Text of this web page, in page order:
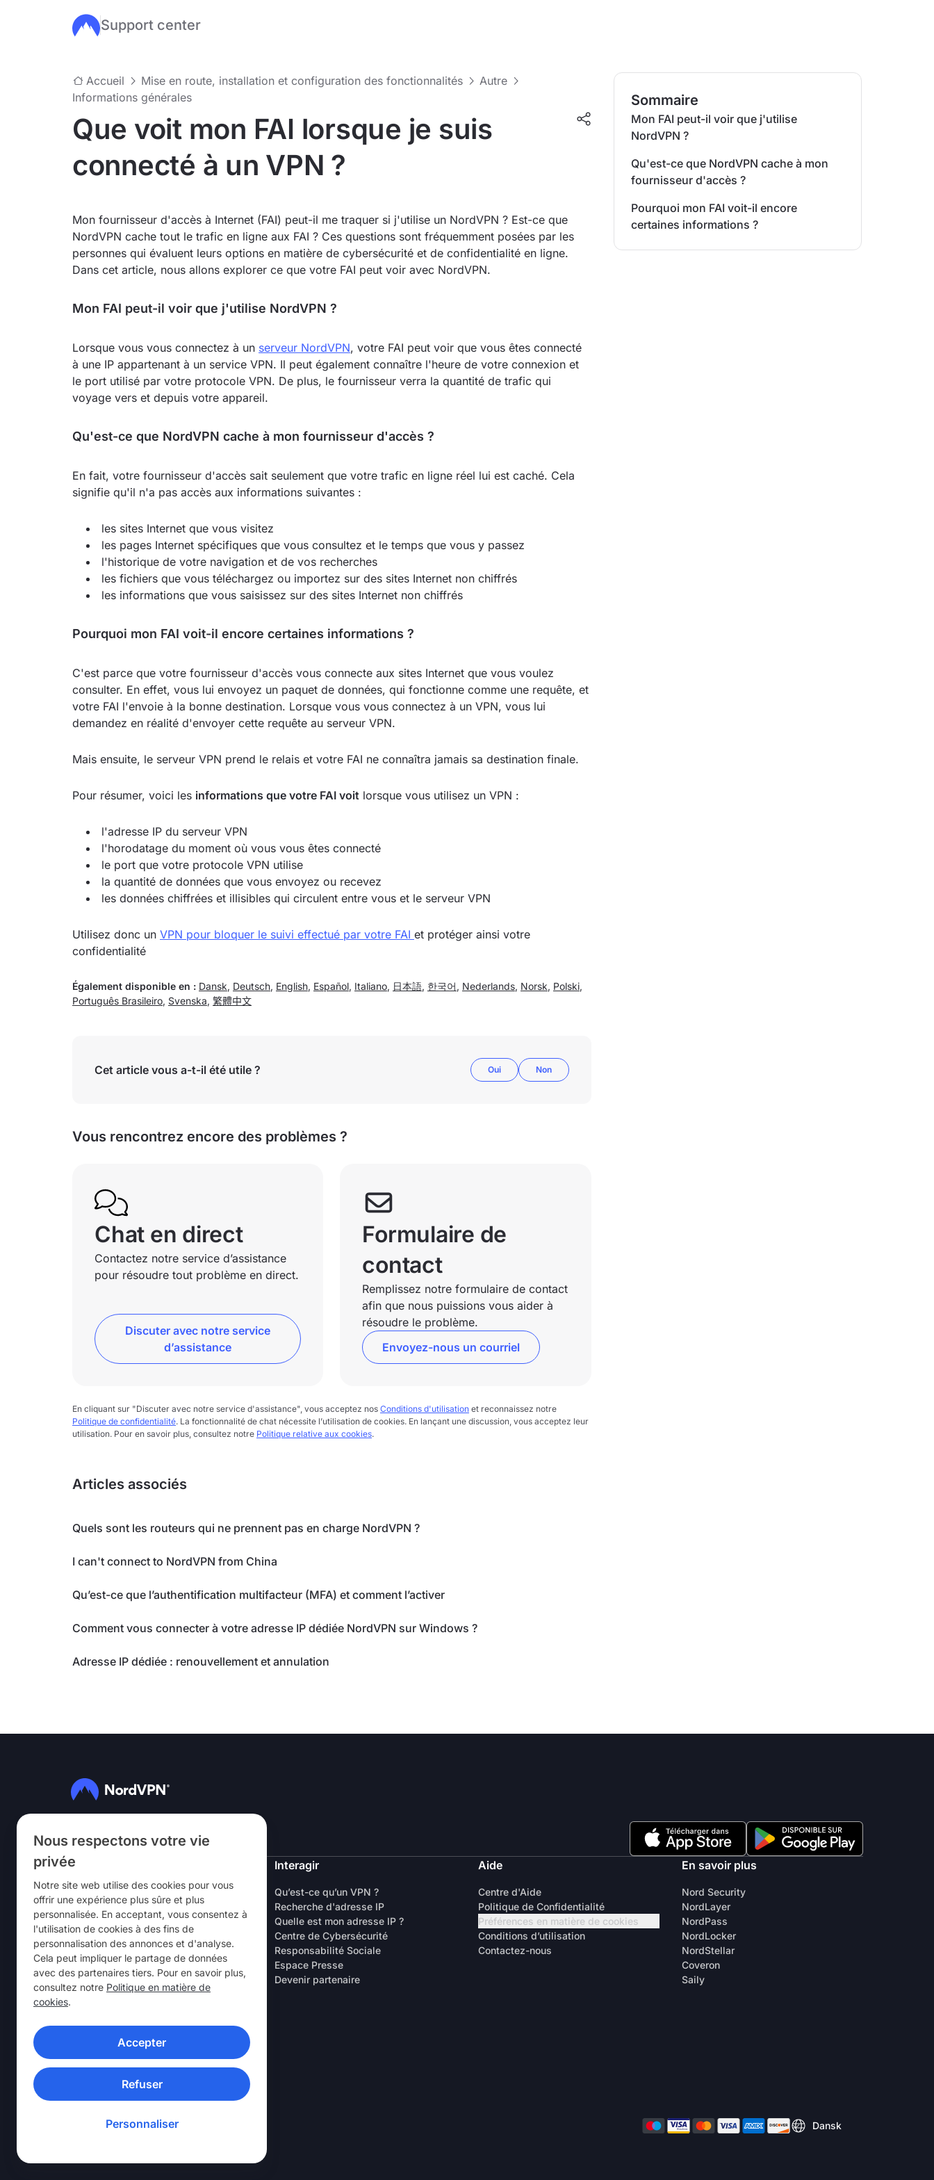
Nous respectons votre vie
privée
Notre site web utilise des cookies pour vous
offrir une expérience plus sûre et plus
personnalisée. En acceptant, vous consentez à
l'utilisation de cookies à des fins de
personnalisation des annonces et d'analyse.
Cela peut impliquer le partage de données
avec des partenaires tiers. Pour en savoir plus,
consultez notre Politique en matière de
cookies.
Accepter
Refuser
Personnaliser
Passer au contenu principal
Support center
Accueil Mise en route, installation et configuration des fonctionnalités
Autre
Informations générales
Que voit mon FAI lorsque je suis
connecté à un VPN ?
Mon fournisseur d'accès à Internet (FAI) peut-il me traquer si j'utilise un NordVPN ? Est-ce que
NordVPN cache tout le trafic en ligne aux FAI ? Ces questions sont fréquemment posées par les
personnes qui évaluent leurs options en matière de cybersécurité et de confidentialité en ligne.
Dans cet article, nous allons explorer ce que votre FAI peut voir avec NordVPN.
Mon FAI peut-il voir que j'utilise NordVPN ?
Lorsque vous vous connectez à un serveur NordVPN, votre FAI peut voir que vous êtes connecté
à une IP appartenant à un service VPN. Il peut également connaître l'heure de votre connexion et
le port utilisé par votre protocole VPN. De plus, le fournisseur verra la quantité de trafic qui
voyage vers et depuis votre appareil.
Qu'est-ce que NordVPN cache à mon fournisseur d'accès ?
En fait, votre fournisseur d'accès sait seulement que votre trafic en ligne réel lui est caché. Cela
signifie qu'il n'a pas accès aux informations suivantes :
les sites Internet que vous visitez
les pages Internet spécifiques que vous consultez et le temps que vous y passez
l'historique de votre navigation et de vos recherches
les fichiers que vous téléchargez ou importez sur des sites Internet non chiffrés
les informations que vous saisissez sur des sites Internet non chiffrés
Pourquoi mon FAI voit-il encore certaines informations ?
C'est parce que votre fournisseur d'accès vous connecte aux sites Internet que vous voulez
consulter. En effet, vous lui envoyez un paquet de données, qui fonctionne comme une requête, et
votre FAI l'envoie à la bonne destination. Lorsque vous vous connectez à un VPN, vous lui
demandez en réalité d'envoyer cette requête au serveur VPN.
Mais ensuite, le serveur VPN prend le relais et votre FAI ne connaîtra jamais sa destination finale.
Pour résumer, voici les informations que votre FAI voit lorsque vous utilisez un VPN :
l'adresse IP du serveur VPN
l'horodatage du moment où vous vous êtes connecté
le port que votre protocole VPN utilise
la quantité de données que vous envoyez ou recevez
les données chiffrées et illisibles qui circulent entre vous et le serveur VPN
Utilisez donc un VPN pour bloquer le suivi effectué par votre FAI et protéger ainsi votre
confidentialité
Également disponible en : Dansk, Deutsch, English, Español, Italiano, 日本語, 한국어 , Nederlands, Norsk, Polski,
Português Brasileiro, Svenska, 繁體中文
Cet article vous a-t-il été utile ? Oui Non
Vous rencontrez encore des problèmes ?
Chat en direct
Contactez notre service d’assistance
pour résoudre tout problème en direct.
Discuter avec notre service
d’assistance
Formulaire de
contact
Remplissez notre formulaire de contact
afin que nous puissions vous aider à
résoudre le problème.
Envoyez-nous un courriel
En cliquant sur "Discuter avec notre service d'assistance", vous acceptez nos Conditions d'utilisation et reconnaissez notre
Politique de confidentialité. La fonctionnalité de chat nécessite l’utilisation de cookies. En lançant une discussion, vous acceptez leur
utilisation. Pour en savoir plus, consultez notre Politique relative aux cookies.
Articles associés
Quels sont les routeurs qui ne prennent pas en charge NordVPN ?
I can't connect to NordVPN from China
Qu’est-ce que l’authentification multifacteur (MFA) et comment l’activer
Comment vous connecter à votre adresse IP dédiée NordVPN sur Windows ?
Adresse IP dédiée : renouvellement et annulation
Sommaire
Mon FAI peut-il voir que j'utilise
NordVPN ?
Qu'est-ce que NordVPN cache à mon
fournisseur d'accès ?
Pourquoi mon FAI voit-il encore
certaines informations ?
NordVPN
À Propos
Carrières
Essai gratuit VPN
Routeurs VPN
Commentaires client
Réduction spéciale étudiants et
employés
Points de vente
Laboratoire de Recherche
Interagir
Qu’est-ce qu’un VPN ?
Recherche d'adresse IP
Quelle est mon adresse IP ?
Centre de Cybersécurité
Responsabilité Sociale
Espace Presse
Devenir partenaire
Aide
Centre d'Aide
Politique de Confidentialité
Préférences en matière de cookies
Conditions d’utilisation
Contactez-nous
En savoir plus
Nord Security
NordLayer
NordPass
NordLocker
NordStellar
Coveron
Saily
APPLICATIONS VPN
© 2026 Nord Security. Tous droits réservés